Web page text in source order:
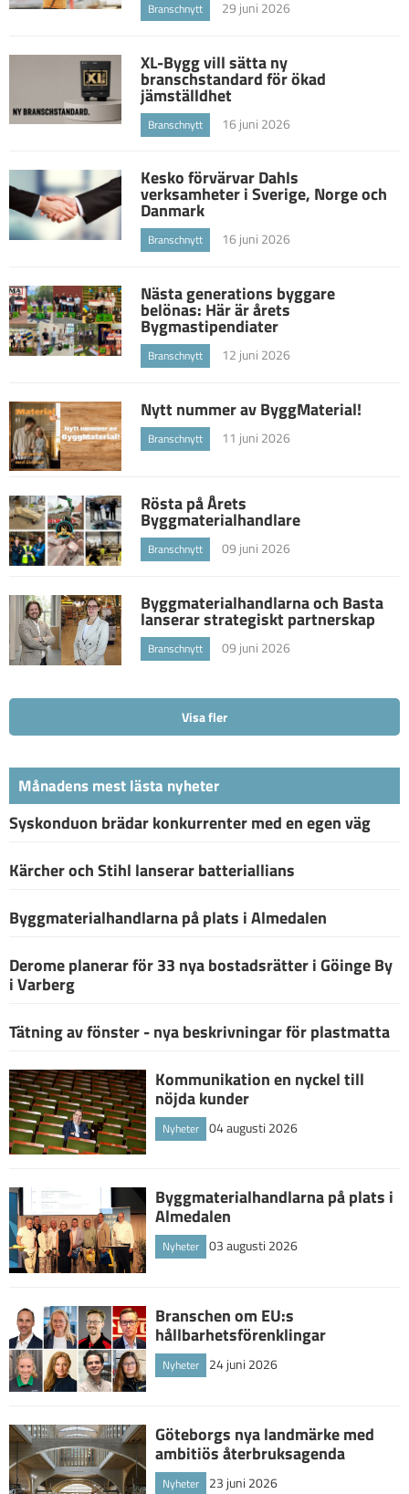
Branschnytt 29 juni 2026
XL-Bygg vill sätta ny
branschstandard för ökad
jämställdhet
Branschnytt 16 juni 2026
Kesko förvärvar Dahls
verksamheter i Sverige, Norge och
Danmark
Branschnytt 16 juni 2026
Nästa generations byggare
belönas: Här är årets
Bygmastipendiater
Branschnytt 12 juni 2026
Nytt nummer av ByggMaterial!
Branschnytt 11 juni 2026
Rösta på Årets
Byggmaterialhandlare
Branschnytt 09 juni 2026
Byggmaterialhandlarna och Basta
lanserar strategiskt partnerskap
Branschnytt 09 juni 2026
Visa fler
Månadens mest lästa nyheter
Syskonduon brädar konkurrenter med en egen väg
Kärcher och Stihl lanserar batteriallians
Byggmaterialhandlarna på plats i Almedalen
Derome planerar för 33 nya bostadsrätter i Göinge By
i Varberg
Tätning av fönster - nya beskrivningar för plastmatta
Kommunikation en nyckel till
nöjda kunder
Nyheter 04 augusti 2026
Byggmaterialhandlarna på plats i
Almedalen
Nyheter 03 augusti 2026
Branschen om EU:s
hållbarhetsförenklingar
Nyheter 24 juni 2026
Göteborgs nya landmärke med
ambitiös återbruksagenda
Nyheter 23 juni 2026